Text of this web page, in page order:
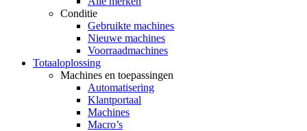
Conditie
Gebruikte machines
Nieuwe machines
Voorraadmachines
Totaaloplossing
Machines en toepassingen
Automatisering
Klantportaal
Machines
Macro’s